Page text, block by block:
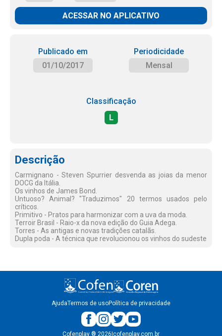
ACESSAR NO APLICATIVO
Publicado em
01/10/2017
Periodicidade
Mensal
Classificação
L
Descrição
Carmignano - Steven Spurrier desvenda as joias da menor
DOCG da Itália.
Os vinhos de James Bond.
Untuoso? Animal? "Traduzimos" 20 termos usados pelo
críticos.
Primitivo - Pratos para harmonizar com a uva da moda.
Terroir Brasil - Raio-x da nova edição do Guia Adega.
Torres - As antigas e novas tradições catalãs.
Dupla poda - A técnica que revolucionou os vinhos do sudeste
AjudaTermos de usoPolítica de privacidade
Cofenplay ® 2026 cofenplay.com.br